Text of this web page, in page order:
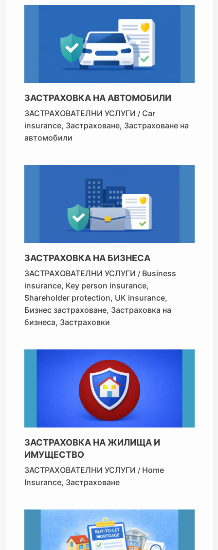
ЗАСТРАХОВКА НА АВТОМОБИЛИ
ЗАСТРАХОВАТЕЛНИ УСЛУГИ / Car
insurance, Застраховане, Застраховане на
автомобили
ЗАСТРАХОВКА НА БИЗНЕСА
ЗАСТРАХОВАТЕЛНИ УСЛУГИ / Business
insurance, Key person insurance,
Shareholder protection, UK insurance,
Бизнес застраховане, Застраховка на
бизнеса, Застраховки
ЗАСТРАХОВКА НА ЖИЛИЩА И
ИМУЩЕСТВО
ЗАСТРАХОВАТЕЛНИ УСЛУГИ / Home
Insurance, Застраховане